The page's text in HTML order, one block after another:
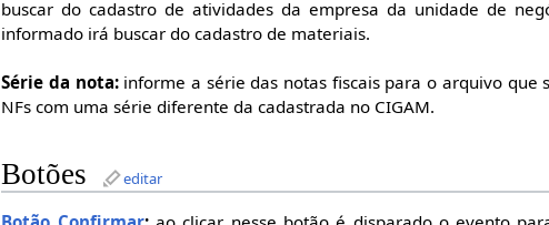
buscar do cadastro de atividades da empresa da unidade de
informado irá buscar do cadastro de materiais.
Série da nota:informe a série das notas fiscais para o arquivo que
NFs com uma série diferente da cadastrada no CIGAM.
Botões editar